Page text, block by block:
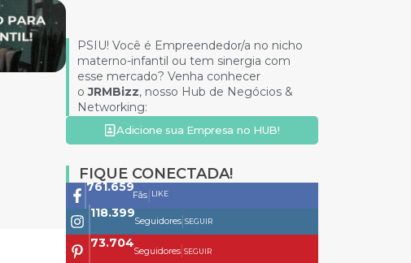
PSIU! Você é Empreendedor/a no nicho
materno-infantil ou tem sinergia com
esse mercado? Venha conhecer
oJRMBizz, nosso Hub de Negócios &
Networking:
Adicione sua Empresa no HUB!
FIQUE CONECTADA!
761.659
Fãs LIKE
118.399
Seguidores| SEGUIR
73.704
Seguidores| SEGUIR